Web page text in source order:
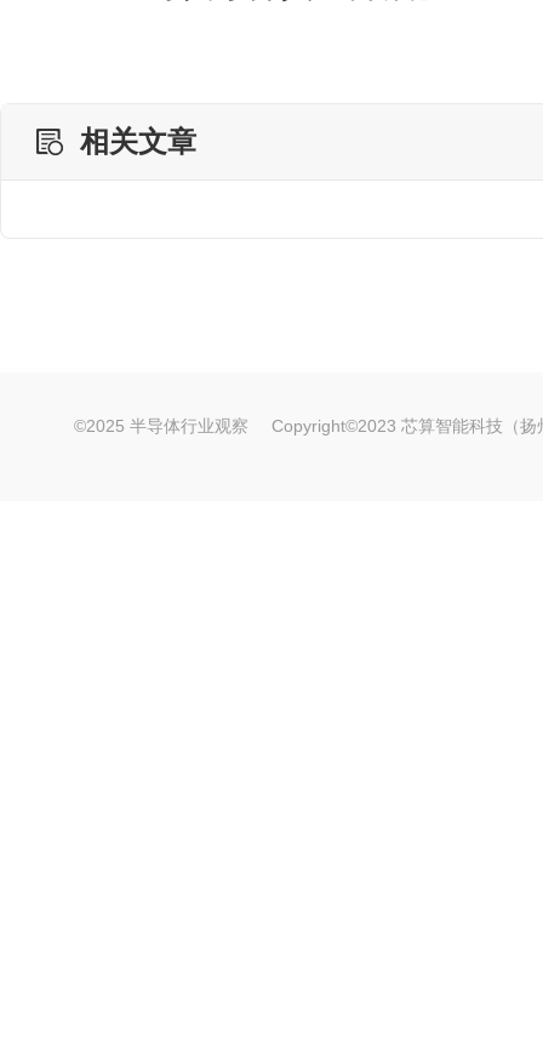
相关文章
©2025 半导体行业观察 Copyright©2023 芯算智能科技（